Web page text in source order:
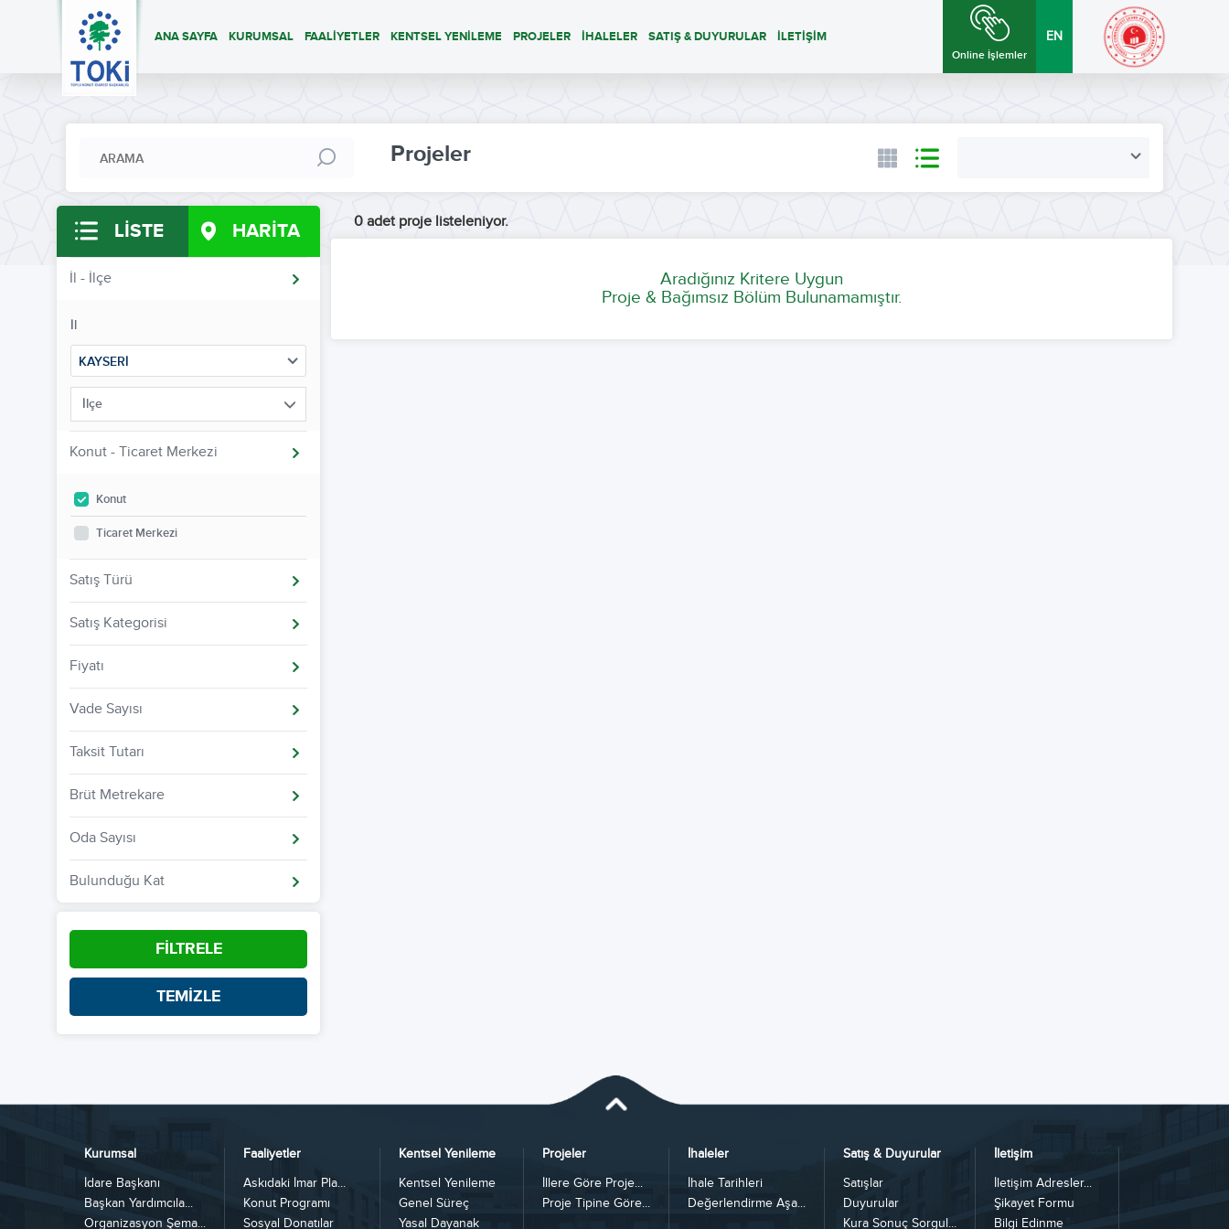
ANA SAYFA KURUMSAL FAALİYETLER KENTSEL YENİLEME PROJELER İHALELER SATIŞ & DUYURULAR İLETİŞİM
Online İşlemler
EN
Projeler
LİSTE HARİTA
İl - İlçe
İl
KAYSERİ
İlçe
Konut - Ticaret Merkezi
Konut
Ticaret Merkezi
Satış Türü
Satış Kategorisi
Fiyatı
Vade Sayısı
Taksit Tutarı
Brüt Metrekare
Oda Sayısı
Bulunduğu Kat
FİLTRELE
TEMİZLE
0 adet proje listeleniyor.
Aradığınız Kritere Uygun
Proje & Bağımsız Bölüm Bulunamamıştır.
Kurumsal
İdare Başkanı
Başkan Yardımcıla...
Organizasyon Şema...
Faaliyetler
Askıdaki İmar Pla...
Konut Programı
Sosyal Donatılar
Kentsel Yenileme
Kentsel Yenileme
Genel Süreç
Yasal Dayanak
Projeler
İllere Göre Proje...
Proje Tipine Göre...
İhaleler
İhale Tarihleri
Değerlendirme Aşa...
Satış & Duyurular
Satışlar
Duyurular
Kura Sonuç Sorgul...
İletişim
İletişim Adresler...
Şikayet Formu
Bilgi Edinme